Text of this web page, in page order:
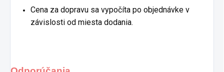
Cena za dopravu sa vypočíta po objednávke v
závislosti od miesta dodania.